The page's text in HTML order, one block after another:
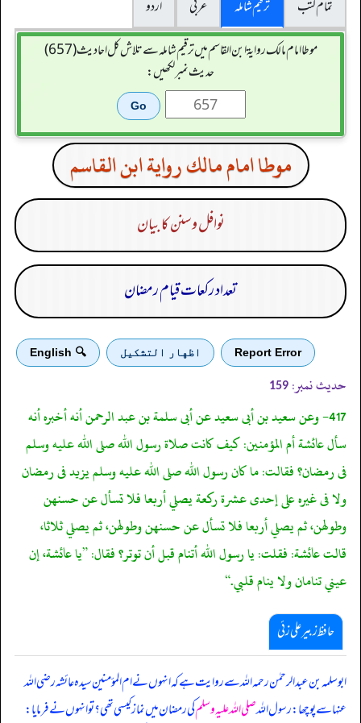
تمام کتب
ترقیم شاملہ عربی
اردو
موطا امام مالك رواية ابن القاسم میں ترقیم شاملہ سے تلاش کل احادیث (657)
حدیث نمبر لکھیں:
موطا امام مالك رواية ابن القاسم
نوافل و سنن کا بیان
تعداد رکعات قیام رمضان
Report Error اظهار التشكيل 🔍 English
حدیث نمبر: 159
417- وعن سعيد بن أبى سعيد عن أبى سلمة بن عبد الرحمن أنه أخبره أنه
سأل عائشة أم المؤمنين: كيف كانت صلاة رسول الله صلى الله عليه وسلم
فى رمضان؟ فقالت: ما كان رسول الله صلى الله عليه وسلم يزيد فى رمضان
ولا فى غيره على إحدى عشرة ركعة يصلي أربعا فلا تسأل عن حسنهن
وطولهن، ثم يصلي أربعا فلا تسأل عن حسنهن وطولهن، ثم يصلي ثلاثا،
قالت عائشة: فقلت: يا رسول الله أتنام قبل أن توتر؟ فقال: ”يا عائشة، إن
عيني تنامان ولا ينام قلبي.“
حافظ زبیر علی زئی
ابوسلمہ بن عبدالرحمٰن رحمہ اللہ سے روایت ہے کہ انہوں نے ام المؤمنین سیدہ عائشہ رضی اللہ
عنہا سے پوچھا: رسول اللہصلی اللہ علیہ وسلمکی رمضان میں نماز کیسی تھی؟ تو انہوں نے فرمایا: